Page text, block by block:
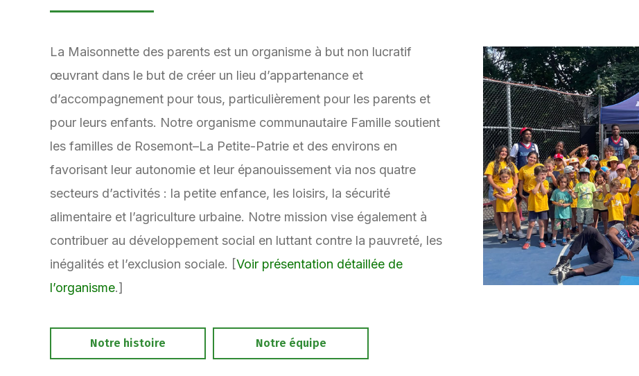
La Maisonnette des parents est un organisme à but non lucratif
œuvrant dans le but de créer un lieu d’appartenance et
d’accompagnement pour tous, particulièrement pour les parents et
pour leurs enfants. Notre organisme communautaire Famille soutient
les familles de Rosemont–La Petite-Patrie et des environs en
favorisant leur autonomie et leur épanouissement via nos quatre
secteurs d’activités : la petite enfance, les loisirs, la sécurité
alimentaire et l’agriculture urbaine. Notre mission vise également à
contribuer au développement social en luttant contre la pauvreté, les
inégalités et l’exclusion sociale. [Voir présentation détaillée de
l’organisme.]
Notre histoire Notre équipe